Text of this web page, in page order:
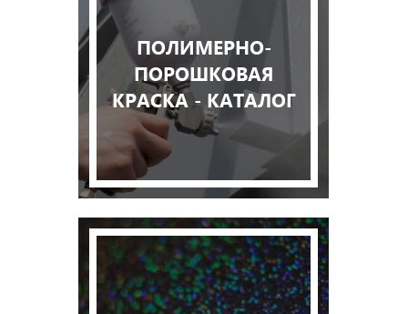
ПОЛИМЕРНО-
ПОРОШКОВАЯ
КРАСКА - КАТАЛОГ